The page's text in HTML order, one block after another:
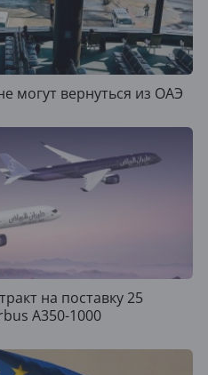
могут вернуться из ОАЭ
на поставку 25
A350-1000